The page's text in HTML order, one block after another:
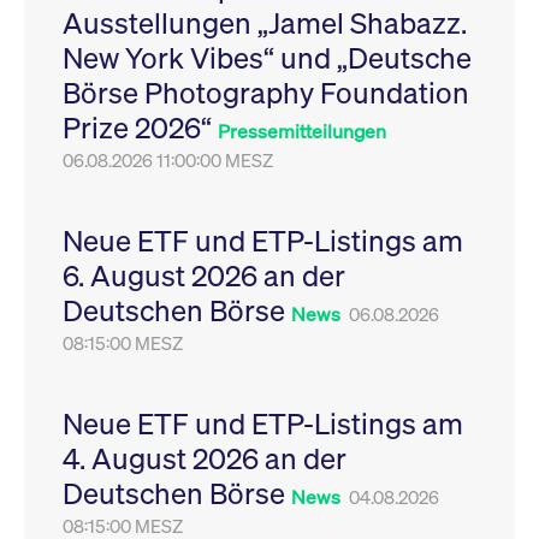
Ausstellungen „Jamel Shabazz.
New York Vibes“ und „Deutsche
Börse Photography Foundation
Prize 2026“ Pressemitteilungen
06.08.2026 11:00:00 MESZ
Neue ETF und ETP-Listings am
6. August 2026 an der
Deutschen Börse News 06.08.2026
08:15:00 MESZ
Neue ETF und ETP-Listings am
4. August 2026 an der
Deutschen Börse News 04.08.2026
08:15:00 MESZ
Leistung der Website
zu messen. Es handelt
sich um ein Muster-
Cookie, bei dem auf
das Präfix _pk_ses
eine kurze Reihe von
VISITOR_PRIVACY_METADATA
YouTube
.youtube.com
6
Monate
Dieses Cookie dient
Speicherung der
Einwilligungs- und
des Nutzers für ihre
Interaktion mit der
Sitzungen geehrt